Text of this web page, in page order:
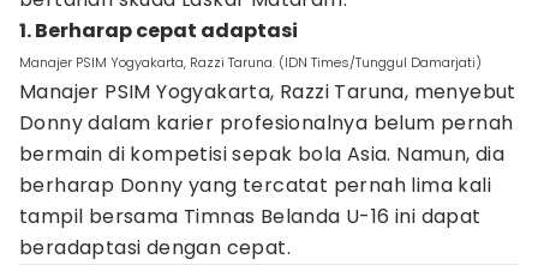
1. Berharap cepat adaptasi
Manajer PSIM Yogyakarta, Razzi Taruna. (IDN Times/Tunggul Damarjati)
Manajer PSIM Yogyakarta, Razzi Taruna, menyebut
Donny dalam karier profesionalnya belum pernah
bermain di kompetisi sepak bola Asia. Namun, dia
berharap Donny yang tercatat pernah lima kali
tampil bersama Timnas Belanda U-16 ini dapat
beradaptasi dengan cepat.